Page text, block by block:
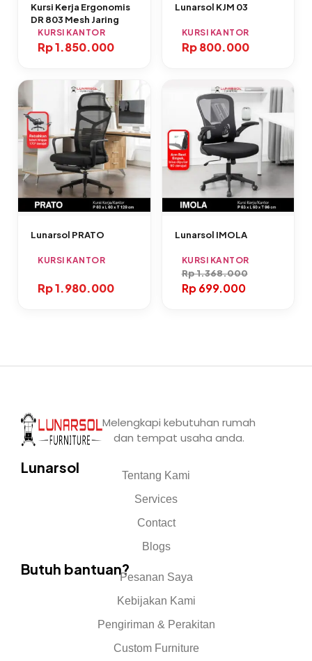
Kursi Kerja Ergonomis
DR 803 Mesh Jaring
KURSI KANTOR
Rp1.850.000
Lunarsol KJM 03
KURSI KANTOR
Rp800.000
Lunarsol PRATO
KURSI KANTOR
Rp1.980.000
Lunarsol IMOLA
KURSI KANTOR
Rp1.368.000
Rp699.000
Melengkapi kebutuhan rumah
dan tempat usaha anda.
Lunarsol
Tentang Kami
Services
Contact
Blogs
Butuh bantuan?Pesanan Saya
Kebijakan Kami
Pengiriman & Perakitan
Custom Furniture